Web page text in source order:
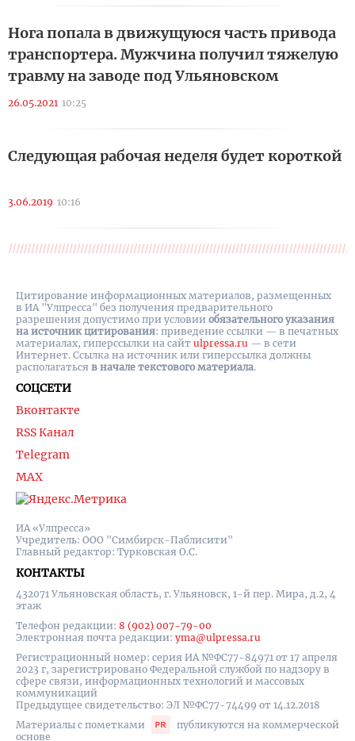
Нога попала в движущуюся часть привода
транспортера. Мужчина получил тяжелую
травму на заводе под Ульяновском
26.05.2021 10:25
Следующая рабочая неделя будет короткой
3.06.2019 10:16
ИА «Улпресса»
Учредитель: ООО "Симбирск-Паблисити"
Главный редактор: Турковская О.С.
КОНТАКТЫ
432071 Ульяновская область, г. Ульяновск, 1-й пер. Мира, д.2, 4
этаж
Телефон редакции: 8 (902) 007-79-00
Электронная почта редакции: yma@ulpressa.ru
Регистрационный номер: серия ИА №ФС77-84971 от 17 апреля
2023 г, зарегистрировано Федеральной службой по надзору в
сфере связи, информационных технологий и массовых
коммуникаций
Предыдущее свидетельство: ЭЛ №ФС77-74499 от 14.12.2018
Материалы с пометками
публикуются на коммерческой
основе
СОЦСЕТИ
Вконтакте
RSS Канал
Telegram
MAX
Цитирование информационных материалов, размещенных
в ИА "Улпресса" без получения предварительного
разрешения допустимо при условии обязательного указания
на источник цитирования: приведение ссылки — в печатных
материалах, гиперссылки на cайт ulpressa.ru — в сети
Интернет. Ссылка на источник или гиперссылка должны
располагаться в начале текстового материала.